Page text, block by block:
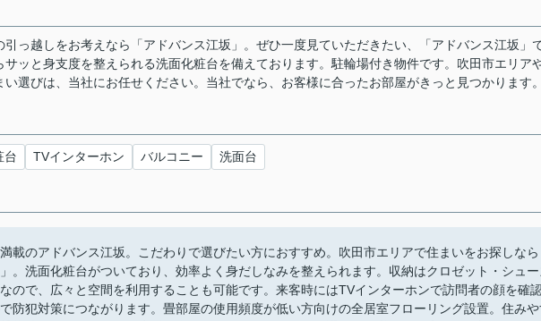
っ越しをお考えなら「アドバンス江坂」。ぜひ一度見ていただきたい、「アドバンス江坂」
ッと身支度を整えられる洗面化粧台を備えております。駐輪場付き物件です。吹田市エリア
選びは、当社にお任せください。当社でなら、お客様に合ったお部屋がきっと見つかります。
台 TVインターホン バルコニー 洗面台
載のアドバンス江坂。こだわりで選びたい方におすすめ。吹田市エリアで住まいをお探しなら
」。洗面化粧台がついており、効率よく身だしなみを整えられます。収納はクロゼット・シュ
ので、広々と空間を利用することも可能です。来客時にはTVインターホンで訪問者の顔を確
防犯対策につながります。畳部屋の使用頻度が低い方向けの全居室フローリング設置。住みや